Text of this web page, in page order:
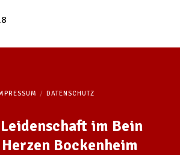
DATENSCHUTZ
im Bein
Bockenheim